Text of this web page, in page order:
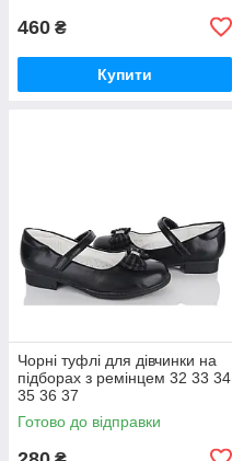
460 ₴
Купити
Чорні туфлі для дівчинки на
підборах з ремінцем 32 33 34
35 36 37
Готово до відправки